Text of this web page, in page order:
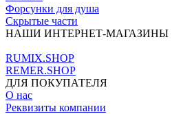
Форсунки для душа
Скрытые части
НАШИ ИНТЕРНЕТ-МАГАЗИНЫ
RUMIX.SHOP
REMER.SHOP
ДЛЯ ПОКУПАТЕЛЯ
О нас
Реквизиты компании